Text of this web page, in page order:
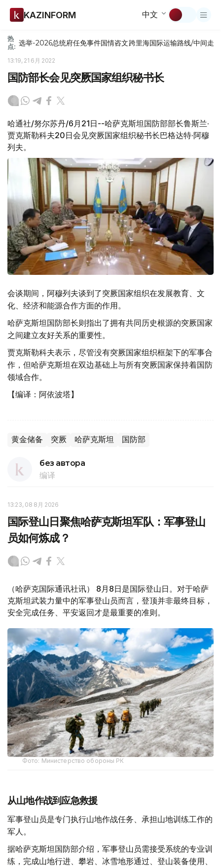
KAZINFORM 中文
热
点: 选举-2026总统府任免事件国情咨文跨里海国际运输路线/中间走廊
13:19, 21 6月 2022
国防部长会见突厥国家组织秘书长
哈通社/努尔苏丹/6月21日--哈萨克斯坦国防部部长鲁斯兰·
贾克斯勒科夫20日会见突厥国家组织秘书长巴格达特·阿穆
列夫。
会谈期间，阿穆列夫谈到了突厥国家组织在发展教育、文
化、经济和能源合作方面的作用。
哈萨克斯坦国防部长则指出了拥有共同历史根源的突厥国家
之间建立友好关系的重要性。
贾克斯勒科夫表示，尽管没有突厥国家组织框架下的军事合
作，但哈萨克斯坦在双边基础上与所有突厥国家保持着国防
领域合作。
【编译：阿依波塔】
黄金储备 突厥 哈萨克斯坦 国防部
без автора
编译
13:23, 08 8月 2026
国际登山日聚焦哈萨克斯坦军队：军事登山
员如何炼成？
（哈萨克国际通讯社讯） 8月8日是国际登山日。对于哈萨
克斯坦武装力量中的军事登山员而言，登顶并非最终目标，
安全完成任务、平安返回才是最重要的准则。
Фото: Министерство обороны РК
从山地作战到应急救援
军事登山员是专门执行山地作战任务、承担山地训练工作的
军人。
据哈萨克斯坦国防部介绍，军事登山员需接受系统的专业训
练，完成山地行进、攀岩、冰雪地形通过、登山装备使用、